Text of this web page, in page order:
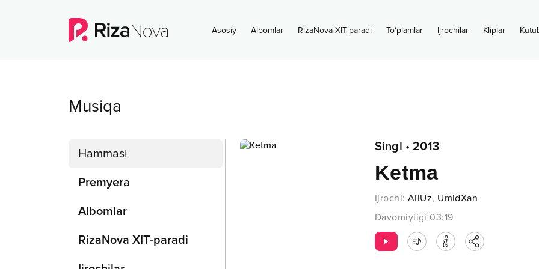
Asosiy Albomlar RizaNova XIT-paradi To‘plamlar Ijrochilar Kliplar
Musiqa
Hammasi
Premyera
Albomlar
RizaNova XIT-paradi
Singl • 2013
Ketma
Ijrochi: AliUz, UmidXan
Davomiyligi 03:19